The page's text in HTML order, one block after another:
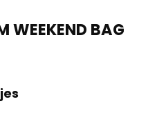
WEEKEND BAG